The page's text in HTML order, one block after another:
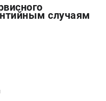
случаям